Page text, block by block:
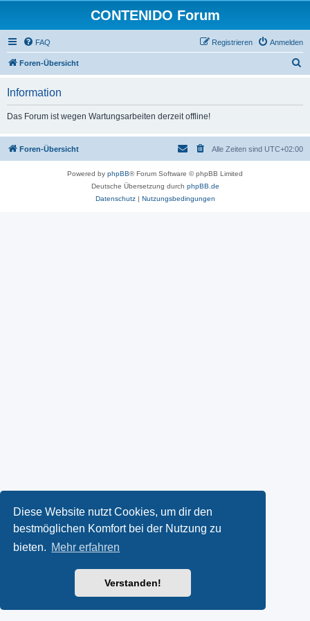
Diese Website nutzt Cookies, um dir den
bestmöglichen Komfort bei der Nutzung zu
bieten. Mehr erfahren
Verstanden!
CONTENIDO Forum
FAQ Anmelden
Registrieren
Foren-Übersicht
Information
Das Forum ist wegen Wartungsarbeiten derzeit offline!
Foren-Übersicht Alle Zeiten sind UTC+02:00
Powered by phpBB® Forum Software © phpBB Limited
Deutsche Übersetzung durch phpBB.de
Datenschutz| Nutzungsbedingungen